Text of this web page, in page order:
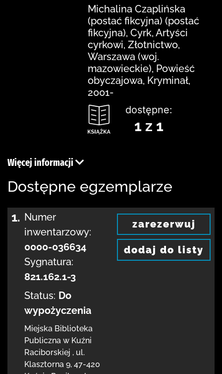
Michalina Czaplińska
(postać fikcyjna) (postać
fikcyjna), Cyrk, Artyści
cyrkowi, Złotnictwo,
Warszawa (woj.
mazowieckie), Powieść
obyczajowa, Kryminał,
2001-
dostępne:
1 z 1
Więcej informacji
Dostępne egzemplarze
1. Numer
inwentarzowy:
0000-036634
Sygnatura:
821.162.1-3
Status: Do
wypożyczenia
Miejska Biblioteka
Publiczna w Kuźni
Raciborskiej , ul.
Klasztorna 9, 47-420
zarezerwuj
dodaj do listy